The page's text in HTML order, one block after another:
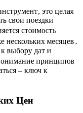
это целая
свои поездки
стоимость
нескольких месяцев․
выбору дат и
принципов
– ключ к
Цен